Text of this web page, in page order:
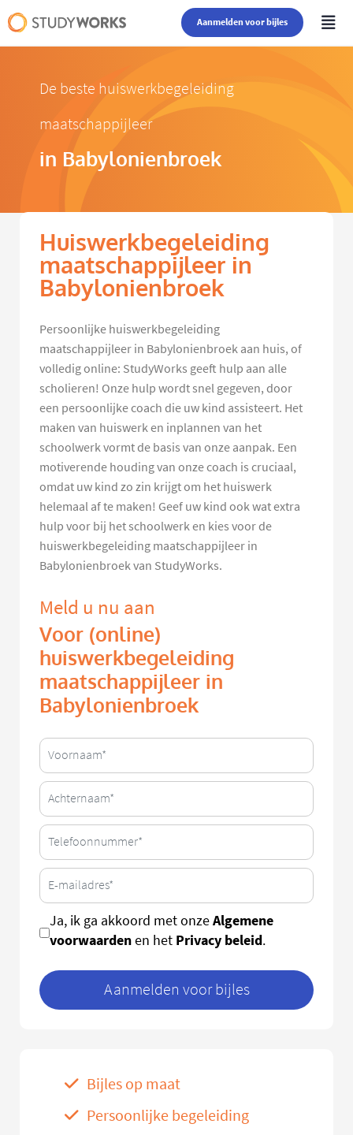
Aanmelden voor bijles
De beste huiswerkbegeleiding
maatschappijleer
in Babylonienbroek
Huiswerkbegeleiding
maatschappijleer in
Babylonienbroek
Persoonlijke huiswerkbegeleiding
maatschappijleer in Babylonienbroek aan huis, of
volledig online: StudyWorks geeft hulp aan alle
scholieren! Onze hulp wordt snel gegeven, door
een persoonlijke coach die uw kind assisteert. Het
maken van huiswerk en inplannen van het
schoolwerk vormt de basis van onze aanpak. Een
motiverende houding van onze coach is cruciaal,
omdat uw kind zo zin krijgt om het huiswerk
helemaal af te maken! Geef uw kind ook wat extra
hulp voor bij het schoolwerk en kies voor de
huiswerkbegeleiding maatschappijleer in
Babylonienbroek van StudyWorks.
Meld u nu aan
Voor (online)
huiswerkbegeleiding
maatschappijleer in
Babylonienbroek
Ja, ik ga akkoord met onzeAlgemene
voorwaardenen het Privacy beleid.
Aanmelden voor bijles
Bijles op maat
Persoonlijke begeleiding